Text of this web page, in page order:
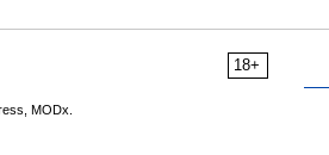
18+
MODx.